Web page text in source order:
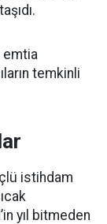
emtia
temkinli
istihdam
yıl bitmeden